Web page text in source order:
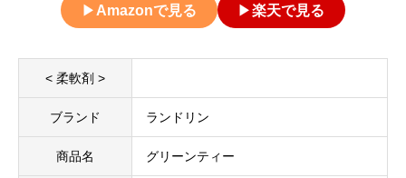
▶ Amazonで見る ▶楽天で見る
< 柔軟剤 >
ブランド ランドリン
商品名 グリーンティー